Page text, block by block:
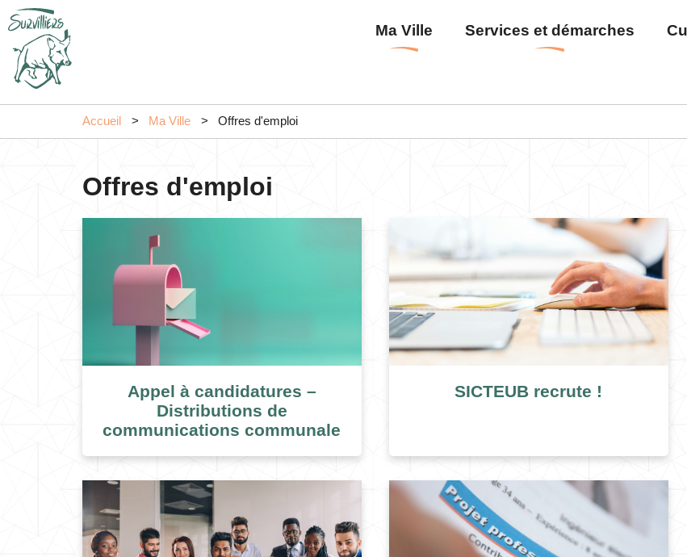
au
contenu
Menu
principal
Ma Ville Services et démarches
Accueil Ma Ville Offres d'emploi
Offres d'emploi
Appel à candidatures –
Distributions de
communications communale
SICTEUB recrute !